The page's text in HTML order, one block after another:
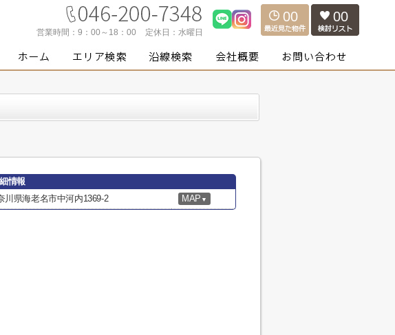
営業時間： 9：00～18：00 定休日： 水曜日
00 00
情報
川県海老名市中河内1369-2 MAP ▼